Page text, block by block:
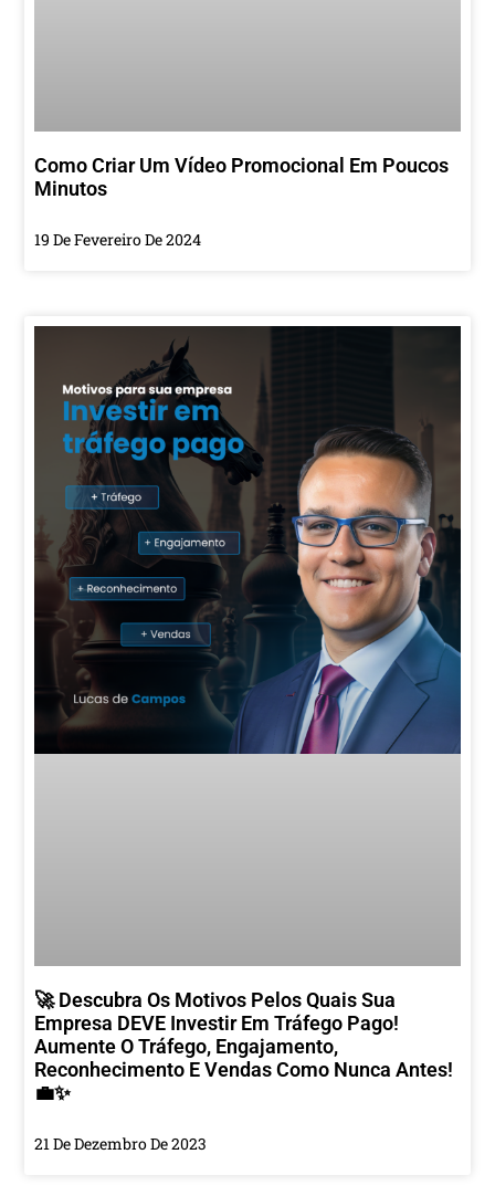
Como Criar Um Vídeo Promocional Em Poucos
Minutos
19 De Fevereiro De 2024
🚀 Descubra Os Motivos Pelos Quais Sua
Empresa DEVE Investir Em Tráfego Pago!
Aumente O Tráfego, Engajamento,
Reconhecimento E Vendas Como Nunca Antes!
💼✨
21 De Dezembro De 2023